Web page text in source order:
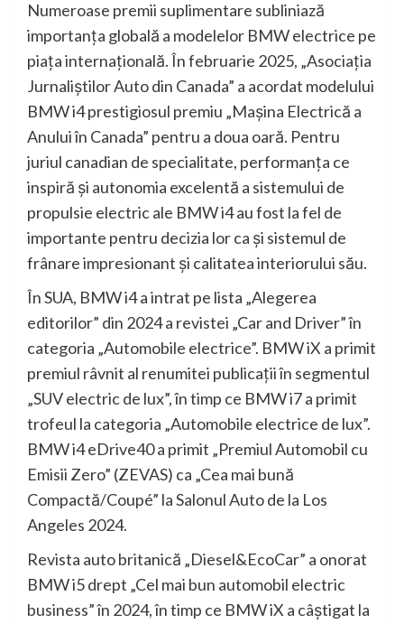
Numeroase premii suplimentare subliniază
importanţa globală a modelelor BMW electrice pe
piaţa internaţională. În februarie 2025, „Asociaţia
Jurnaliştilor Auto din Canada” a acordat modelului
BMW i4 prestigiosul premiu „Maşina Electrică a
Anului în Canada” pentru a doua oară. Pentru
juriul canadian de specialitate, performanţa ce
inspiră şi autonomia excelentă a sistemului de
propulsie electric ale BMW i4 au fost la fel de
importante pentru decizia lor ca şi sistemul de
frânare impresionant şi calitatea interiorului său.
În SUA, BMW i4 a intrat pe lista „Alegerea
editorilor” din 2024 a revistei „Car and Driver” în
categoria „Automobile electrice”. BMW iX a primit
premiul râvnit al renumitei publicaţii în segmentul
„SUV electric de lux”, în timp ce BMW i7 a primit
trofeul la categoria „Automobile electrice de lux”.
BMW i4 eDrive40 a primit „Premiul Automobil cu
Emisii Zero” (ZEVAS) ca „Cea mai bună
Compactă/Coupé” la Salonul Auto de la Los
Angeles 2024.
Revista auto britanică „Diesel&EcoCar” a onorat
BMW i5 drept „Cel mai bun automobil electric
business” în 2024, în timp ce BMW iX a câştigat la